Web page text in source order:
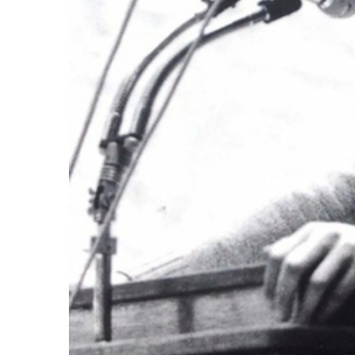
Université
Université
d’été
2013
Université
d’été
2014
Université
d’été
2015
Université
d’été
2016
Université
d’été
2017
Université
d’été
2018
Université
d’été
2019
Université
d’été
2020
Université
d’été
2021
Université